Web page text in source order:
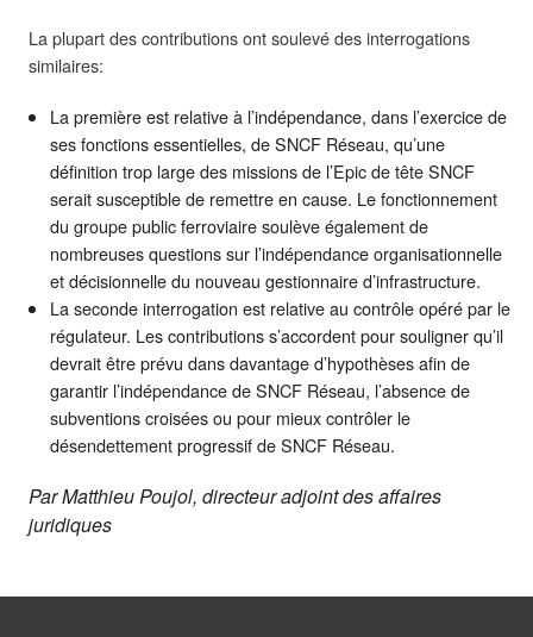
La plupart des contributions ont soulevé des interrogations
similaires:
La première est relative à l’indépendance, dans l’exercice de
ses fonctions essentielles, de SNCF Réseau, qu’une
définition trop large des missions de l’Epic de tête SNCF
serait susceptible de remettre en cause. Le fonctionnement
du groupe public ferroviaire soulève également de
nombreuses questions sur l’indépendance organisationnelle
et décisionnelle du nouveau gestionnaire d’infrastructure.
La seconde interrogation est relative au contrôle opéré par le
régulateur. Les contributions s’accordent pour souligner qu’il
devrait être prévu dans davantage d’hypothèses afin de
garantir l’indépendance de SNCF Réseau, l’absence de
subventions croisées ou pour mieux contrôler le
désendettement progressif de SNCF Réseau.
Par Matthieu Poujol, directeur adjoint des affaires
juridiques